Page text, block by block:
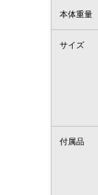
本体重量
サイズ
付属品